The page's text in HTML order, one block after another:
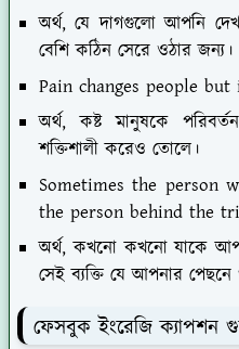
অর্থ, যে দাগগুলো আপনি
বেশি কঠিন সেরে ওঠার জন্য।
Pain changes people
অর্থ, কষ্ট মানুষকে
শক্তিশালী করেও তোলে।
Sometimes the person
the person behind the
অর্থ, কখনো কখনো যাকে
সেই ব্যক্তি যে আপনার
ফেসবুক ইংরেজি ক্যাপশন